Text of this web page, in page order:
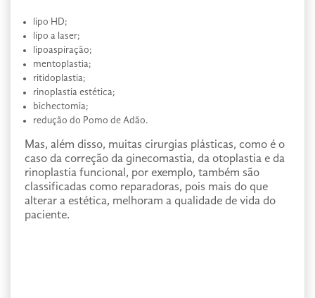
lipo HD;
lipo a laser;
lipoaspiração;
mentoplastia;
ritidoplastia;
rinoplastia estética;
bichectomia;
redução do Pomo de Adão.
Mas, além disso, muitas cirurgias plásticas, como é o
caso da correção da ginecomastia, da otoplastia e da
rinoplastia funcional, por exemplo, também são
classificadas como reparadoras, pois mais do que
alterar a estética, melhoram a qualidade de vida do
paciente.